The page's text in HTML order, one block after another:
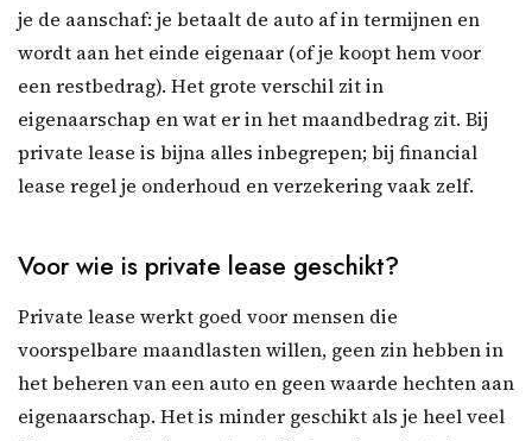
je de aanschaf: je betaalt de auto af in termijnen en
wordt aan het einde eigenaar (of je koopt hem voor
een restbedrag). Het grote verschil zit in
eigenaarschap en wat er in het maandbedrag zit. Bij
private lease is bijna alles inbegrepen; bij financial
lease regel je onderhoud en verzekering vaak zelf.
Voor wie is private lease geschikt?
Private lease werkt goed voor mensen die
voorspelbare maandlasten willen, geen zin hebben in
het beheren van een auto en geen waarde hechten aan
eigenaarschap. Het is minder geschikt als je heel veel